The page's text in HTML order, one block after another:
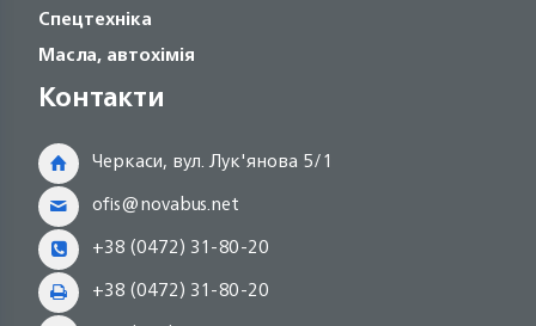
Спецтехніка
Масла, автохімія
Контакти
Черкаси, вул. Лук'янова 5/1
ofis@novabus.net
+38 (0472) 31-80-20
+38 (0472) 31-80-20